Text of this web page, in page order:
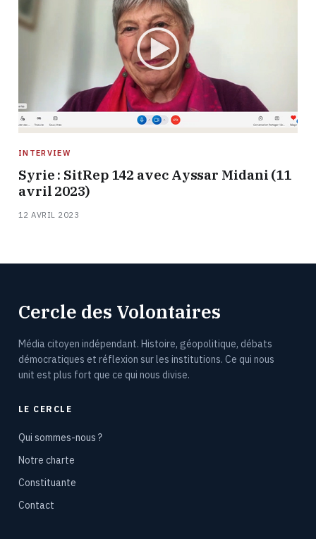
INTERVIEW
Syrie : SitRep 142 avec Ayssar Midani (11
avril 2023)
12 AVRIL 2023
Cercle des Volontaires
Média citoyen indépendant. Histoire, géopolitique, débats
démocratiques et réflexion sur les institutions. Ce qui nous
unit est plus fort que ce qui nous divise.
LE CERCLE
Qui sommes-nous ?
Notre charte
Constituante
Contact